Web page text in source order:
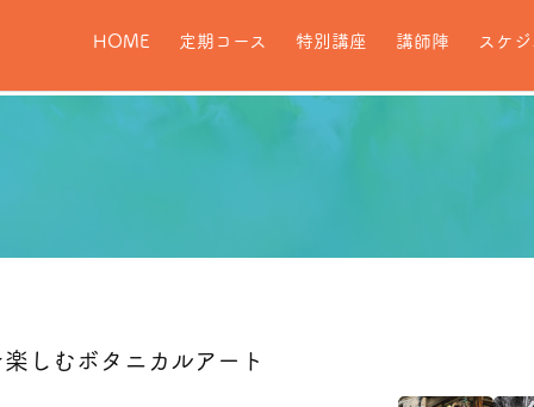
HOME 定期コース 特別講座 講師陣 スケ
しむボタニカルアート